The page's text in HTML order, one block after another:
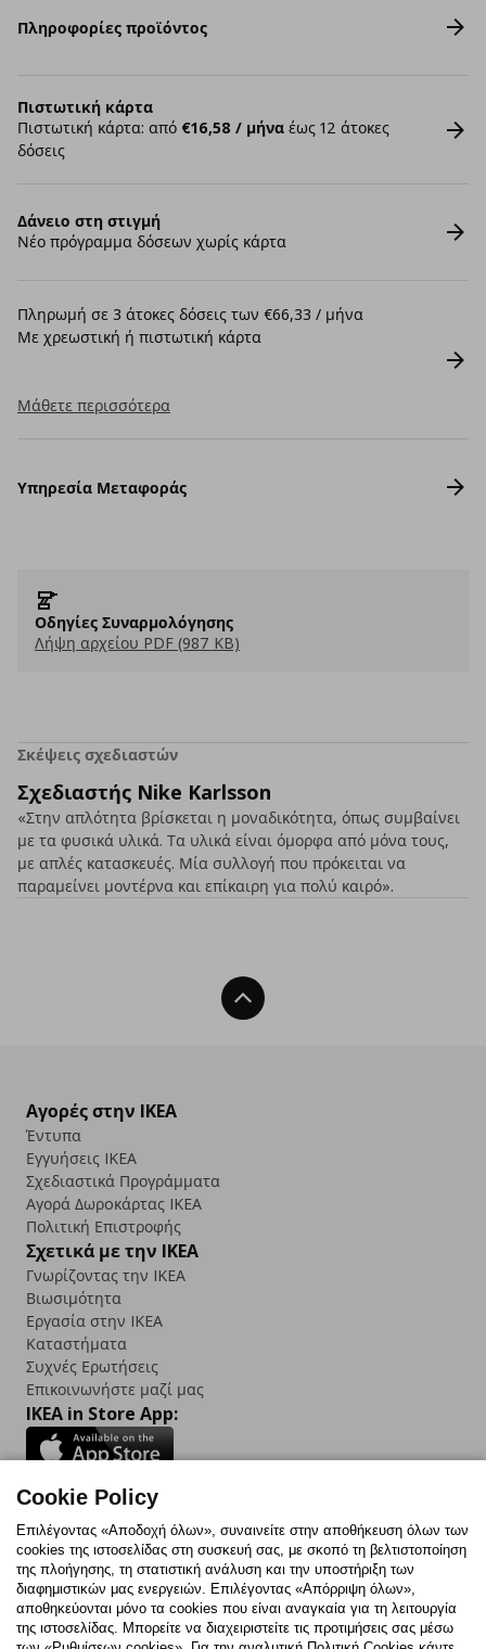
Πληροφορίες προϊόντος
Πιστωτική κάρτα
Πιστωτική κάρτα: από €16,58 / μήνα έως 12 άτοκες
δόσεις
Δάνειο στη στιγμή
Νέο πρόγραμμα δόσεων χωρίς κάρτα
Πληρωμή σε 3 άτοκες δόσεις των €66,33 / μήνα
Με χρεωστική ή πιστωτική κάρτα
Μάθετε περισσότερα
Υπηρεσία Μεταφοράς
Οδηγίες Συναρμολόγησης
Λήψη αρχείου PDF (987 KB)
Σκέψεις σχεδιαστών
Σχεδιαστής Nike Karlsson
«Στην απλότητα βρίσκεται η μοναδικότητα, όπως συμβαίνει
με τα φυσικά υλικά. Τα υλικά είναι όμορφα από μόνα τους,
με απλές κατασκευές. Μία συλλογή που πρόκειται να
παραμείνει μοντέρνα και επίκαιρη για πολύ καιρό».
Back To Top
Αγορές στην IKEA
Έντυπα
Εγγυήσεις IKEA
Σχεδιαστικά Προγράμματα
Αγορά Δωρoκάρτας IKEA
Πολιτική Επιστροφής
Σχετικά με την IKEA
Γνωρίζοντας την IKEA
Βιωσιμότητα
Εργασία στην IKEA
Καταστήματα
Συχνές Ερωτήσεις
Επικοινωνήστε μαζί μας
IKEA in Store App:
Follow us:
FacebookInstagram
TikTokYoutubePinterestTwitter
Cookie Policy
Επιλέγοντας «Αποδοχή όλων», συναινείτε στην αποθήκευση όλων των
cookies της ιστοσελίδας στη συσκευή σας, με σκοπό τη βελτιστοποίηση
της πλοήγησης, τη στατιστική ανάλυση και την υποστήριξη των
διαφημιστικών μας ενεργειών. Επιλέγοντας «Απόρριψη όλων»,
αποθηκεύονται μόνο τα cookies που είναι αναγκαία για τη λειτουργία
της ιστοσελίδας. Μπορείτε να διαχειριστείτε τις προτιμήσεις σας μέσω